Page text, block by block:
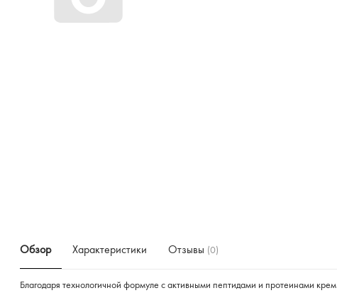
Обзор Характеристики Отзывы (0)
Благодаря технологичной формуле с активными пептидами и протеинами